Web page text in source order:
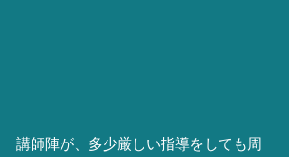
講師陣が、多少厳しい指導をしても周